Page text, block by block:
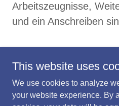
Arbeitszeugnisse,
und ein Anschreiben
This website uses
We use cookies to analyze
your website experience. By